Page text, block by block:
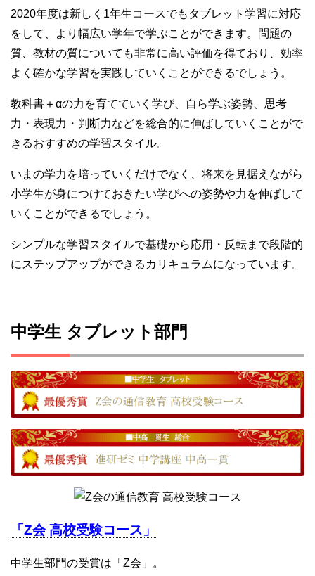
2020年度は新しく1年生コースでもタブレット学習に対応
をして、より幅広い学年で学ぶことができます。問題の
質、教材の質についても非常に高い評価を得ており、効率
よく確かな学習を実践していくことができるでしょう。
教科書＋αの力を育てていく学び、自ら学ぶ姿勢、思考
力・表現力・判断力などを総合的に伸ばしていくことがで
きるおすすめの学習スタイル。
いまの学力を培っていくだけでなく、将来を見据えながら
小学生が身につけておきたい学びへの姿勢や力を伸ばして
いくことができるでしょう。
シンプルな学習スタイルで基礎から応用・反転まで段階的
にステップアップができるカリキュラムになっています。
中学生 タブレット部門
「Z会 高校受験コース」
中学生部門の受賞は「Z会」。